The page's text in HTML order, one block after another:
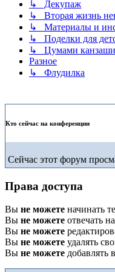
↳ Декупаж
↳ Вторая жизнь
↳ Материалы и
↳ Поделки для
↳ Цумами канзаши
Разное
↳ Флудилка
Кто сейчас на конференции
Сейчас этот форум
Права доступа
Вы не можете начинать
Вы не можете отвечать
Вы не можете
Вы не можете удалять
Вы не можете добавлять